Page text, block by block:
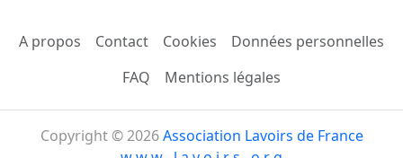
A propos Contact Cookies
Données personnelles
FAQ
Mentions légales
Copyright © 2026Association Lavoirs de France